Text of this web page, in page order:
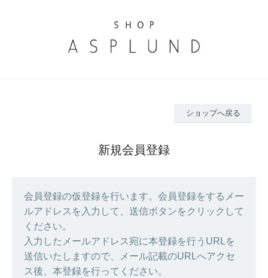
ショップへ戻る
新規会員登録
会員登録の仮登録を行います。会員登録をするメー
ルアドレスを入力して、送信ボタンをクリックして
ください。
入力したメールアドレス宛に本登録を行うURLを
送信いたしますので、メール記載のURLへアクセ
ス後、本登録を行ってください。